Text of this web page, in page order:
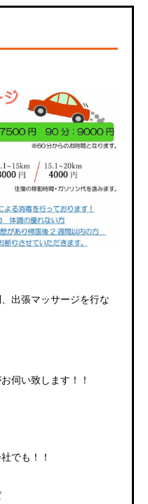
出張マッサージを行な
伺い致します！！
でも！！